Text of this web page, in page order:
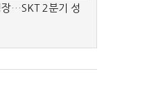
장…SKT 2분기 성